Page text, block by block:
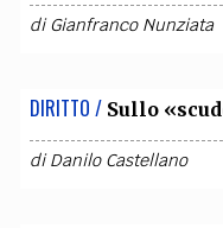
diGianfranco Nunziata
DIRITTO / Sullo
diDanilo Castellano